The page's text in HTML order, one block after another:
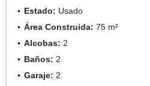
Estado: Usado
Área Construida: 75 m²
Alcobas: 2
Baños: 2
Garaje: 2